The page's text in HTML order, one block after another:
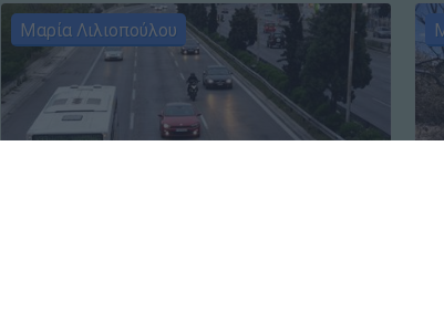
Μαρία Λιλιοπούλου